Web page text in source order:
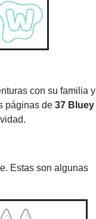
con su familia y
páginas de 37 Bluey
Estas son algunas